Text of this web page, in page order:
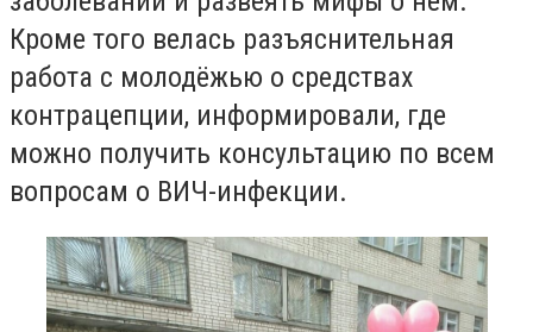
Кроме того велась разъяснительная
работа с молодёжью о средствах
контрацепции, информировали, где
можно получить консультацию по всем
вопросам о ВИЧ-инфекции.